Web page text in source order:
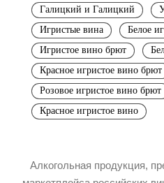
Галицкий и Галицкий
Игристые вина
Белое
Игристое вино брют
Красное игристое вино брют
Розовое игристое вино брют
Красное игристое вино
Алкогольная продукция,